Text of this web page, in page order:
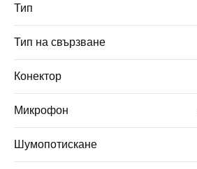
Тип
Тип на свързване
Конектор
Микрофон
Шумопотискане